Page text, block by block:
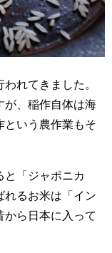
れてきました。
が、稲作自体は海
いう農作業もそ
「ジャポニカ
るお米は「イン
ら日本に入って